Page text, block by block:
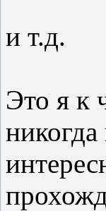
и т.д.
Это я к